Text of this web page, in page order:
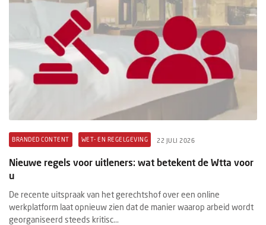
BRANDED CONTENT WET- EN REGELGEVING 22 JULI 2026
Nieuwe regels voor uitleners: wat betekent de Wtta voor
u
De recente uitspraak van het gerechtshof over een online
werkplatform laat opnieuw zien dat de manier waarop arbeid wordt
georganiseerd steeds kritisc...